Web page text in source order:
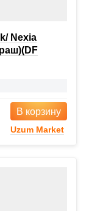
Nexia
В корзину
Uzum Market